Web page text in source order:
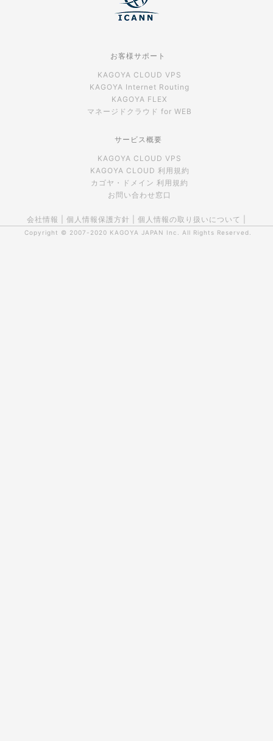
お客様サポート
KAGOYA CLOUD VPS
KAGOYA Internet Routing
KAGOYA FLEX
マネージドクラウド for WEB
サービス概要
KAGOYA CLOUD VPS
KAGOYA CLOUD 利用規約
カゴヤ・ドメイン 利用規約
お問い合わせ窓口
会社情報 個人情報保護方針 個人情報の取り扱いについて
Copyright © 2007-2020 KAGOYA JAPAN Inc. All Rights Reserved.